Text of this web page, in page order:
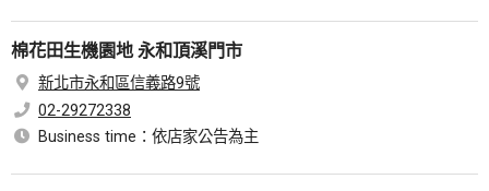
棉花田生機園地 永和頂溪門市
新北市永和區信義路9號
02-29272338
Business time：依店家公告為主